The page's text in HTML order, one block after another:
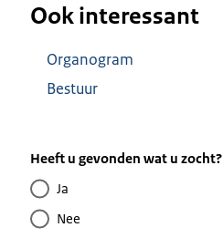
Ook interessant
Organogram
Bestuur
Heeft u gevonden wat u zocht?
Ja
Nee